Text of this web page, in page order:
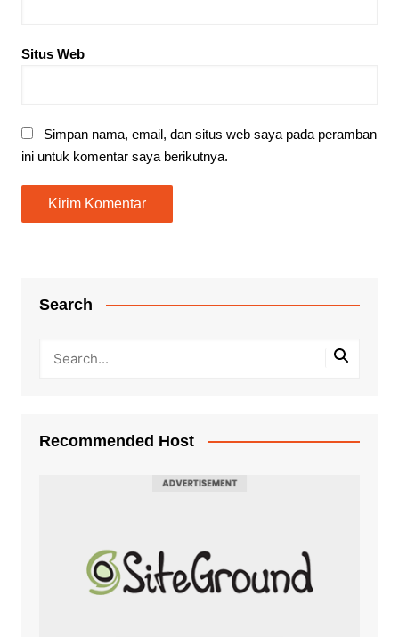
Situs Web
Simpan nama, email, dan situs web saya pada peramban
ini untuk komentar saya berikutnya.
Search
Recommended Host